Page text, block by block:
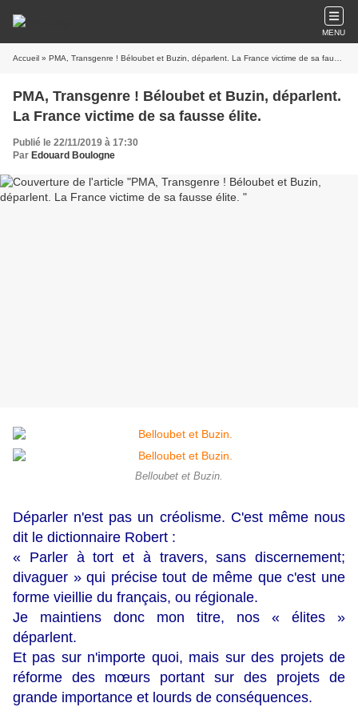
MENU
Accueil » PMA, Transgenre ! Béloubet et Buzin, déparlent. La France victime de sa fausse élite.
PMA, Transgenre ! Béloubet et Buzin, déparlent.
La France victime de sa fausse élite.
Publié le 22/11/2019 à 17:30
Par Edouard Boulogne
Belloubet et Buzin.
Déparler n'est pas un créolisme. C'est même nous
dit le dictionnaire Robert :
« Parler à tort et à travers, sans discernement;
divaguer » qui précise tout de même que c'est une
forme vieillie du français, ou régionale.
Je maintiens donc mon titre, nos « élites »
déparlent.
Et pas sur n'importe quoi, mais sur des projets de
réforme des mœurs portant sur des projets de
grande importance et lourds de conséquences.